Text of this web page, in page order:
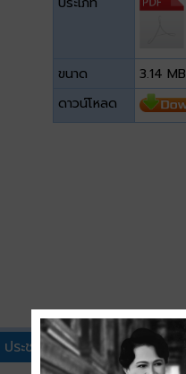
ขนาด
3.14 MB
ดาวน์โหลด
ประชาสัมพันธ์ทั่วไปอื่นๆ